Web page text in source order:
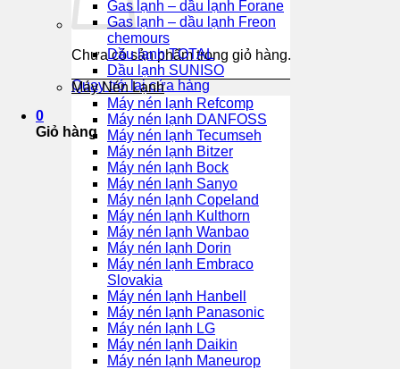
Chưa có sản phẩm trong giỏ hàng.
Quay trở lại cửa hàng
0
Giỏ hàng
Gas lạnh – dầu lạnh Forane
Gas lạnh – dầu lạnh Freon
chemours
Dầu lạnh TOTAL
Dầu lạnh SUNISO
Máy Nén Lạnh
Máy nén lạnh Refcomp
Máy nén lạnh DANFOSS
Máy nén lạnh Tecumseh
Máy nén lạnh Bitzer
Máy nén lạnh Bock
Máy nén lạnh Sanyo
Máy nén lạnh Copeland
Máy nén lạnh Kulthorn
Máy nén lạnh Wanbao
Máy nén lạnh Dorin
Máy nén lạnh Embraco
Slovakia
Máy nén lạnh Hanbell
Máy nén lạnh Panasonic
Máy nén lạnh LG
Máy nén lạnh Daikin
Máy nén lạnh Maneurop